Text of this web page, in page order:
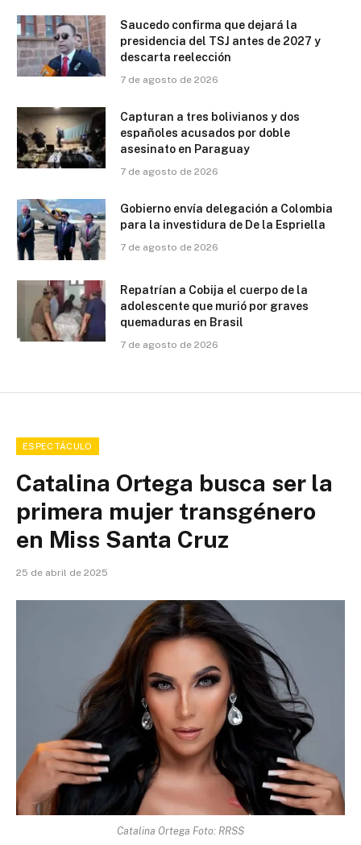
Saucedo confirma que dejará la
presidencia del TSJ antes de 2027 y
descarta reelección
7 de agosto de 2026
Capturan a tres bolivianos y dos
españoles acusados por doble
asesinato en Paraguay
7 de agosto de 2026
Gobierno envía delegación a Colombia
para la investidura de De la Espriella
7 de agosto de 2026
Repatrían a Cobija el cuerpo de la
adolescente que murió por graves
quemaduras en Brasil
7 de agosto de 2026
ESPECTÁCULO
Catalina Ortega busca ser la
primera mujer transgénero
en Miss Santa Cruz
25 de abril de 2025
Catalina Ortega Foto: RRSS